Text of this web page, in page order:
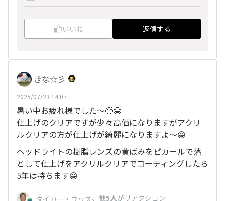
いいね 返信する
きな☆彡
2025/07/23 14:07
暑い中お疲れ様でした〜🥵😂
仕上げのクリアですが少々高価になりますがアクリ
ルクリアの方が仕上げが綺麗になりますよ～😀
ヘッドライトの樹脂レンズの黄ばみをピカールで落
として仕上げをアクリルクリアでコーティングしたら
5年は持ちます😀
タイガー・ウッズ、 他5人がリアクション